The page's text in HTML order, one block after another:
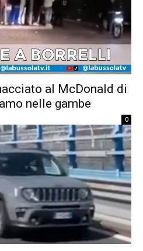
al McDonald di
nelle gambe
0